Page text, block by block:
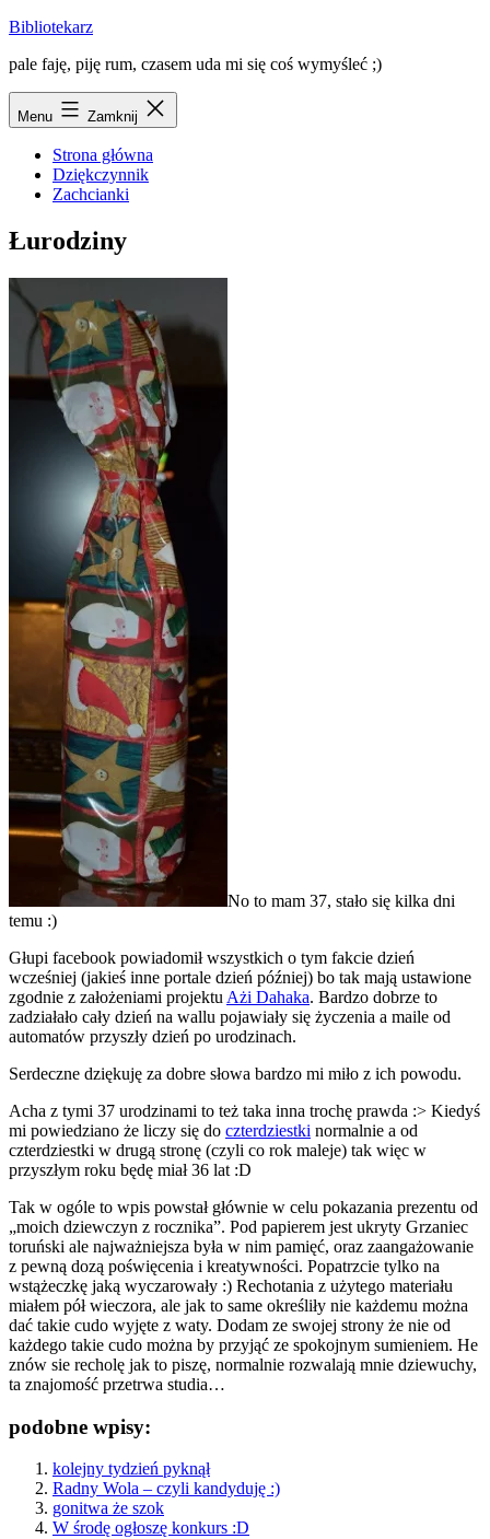
Przejdź
treści
Bibliotekarz
pale faję, piję rum, czasem uda mi się coś wymyśleć ;)
Menu Zamknij
Strona główna
Dziękczynnik
Zachcianki
Łurodziny
No to mam 37, stało się kilka dni
temu :)
Głupi facebook powiadomił wszystkich o tym fakcie dzień
wcześniej (jakieś inne portale dzień później) bo tak mają ustawione
zgodnie z założeniami projektu Ażi Dahaka. Bardzo dobrze to
zadziałało cały dzień na wallu pojawiały się życzenia a maile od
automatów przyszły dzień po urodzinach.
Serdeczne dziękuję za dobre słowa bardzo mi miło z ich powodu.
Acha z tymi 37 urodzinami to też taka inna trochę prawda :> Kiedyś
mi powiedziano że liczy się do czterdziestki normalnie a od
czterdziestki w drugą stronę (czyli co rok maleje) tak więc w
przyszłym roku będę miał 36 lat :D
Tak w ogóle to wpis powstał głównie w celu pokazania prezentu od
„moich dziewczyn z rocznika”. Pod papierem jest ukryty Grzaniec
toruński ale najważniejsza była w nim pamięć, oraz zaangażowanie
z pewną dozą poświęcenia i kreatywności. Popatrzcie tylko na
wstążeczkę jaką wyczarowały :) Rechotania z użytego materiału
miałem pół wieczora, ale jak to same określiły nie każdemu można
dać takie cudo wyjęte z waty. Dodam ze swojej strony że nie od
każdego takie cudo można by przyjąć ze spokojnym sumieniem. He
znów sie recholę jak to piszę, normalnie rozwalają mnie dziewuchy,
ta znajomość przetrwa studia…
podobne wpisy:
kolejny tydzień pyknął
Radny Wola – czyli kandyduję :)
gonitwa że szok
W środę ogłoszę konkurs :D